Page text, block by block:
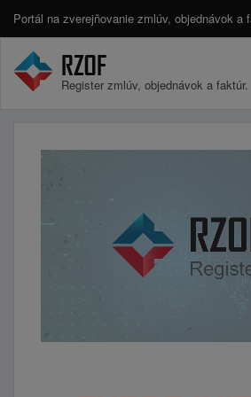
Portál na zverejňovanie zmlúv, objednávok a
Register zmlúv, objednávok a faktúr.